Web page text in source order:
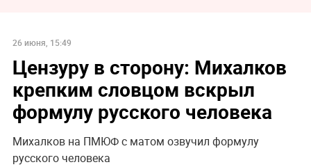
26 июня, 15:49
Цензуру в сторону: Михалков
крепким словцом вскрыл
формулу русского человека
Михалков на ПМЮФ с матом озвучил формулу
русского человека